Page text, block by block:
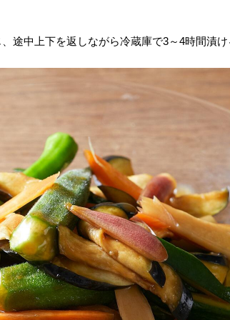
途中上下を返しながら冷蔵庫で3～4時間漬